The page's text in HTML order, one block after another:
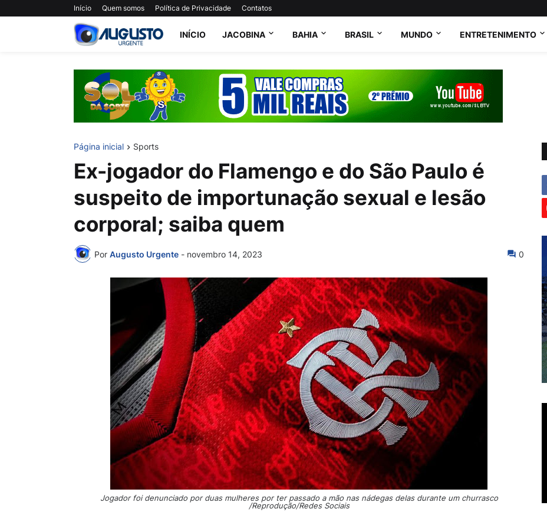
Início Quem somos Política de Privacidade Contatos
INÍCIO JACOBINA BAHIA BRASIL MUNDO ENTRETENIMENTO
Página inicial Sports
Ex-jogador do Flamengo e do São Paulo é
suspeito de importunação sexual e lesão
corporal; saiba quem
Por Augusto Urgente - novembro 14, 2023 0
Jogador foi denunciado por duas mulheres por ter passado a mão nas nádegas delas durante um churrasco
/Reprodução/Redes Sociais